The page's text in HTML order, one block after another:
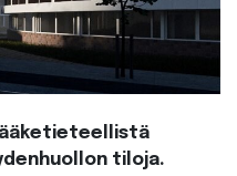
tiloja.